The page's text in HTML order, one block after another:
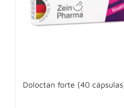
Doloctan forte (40